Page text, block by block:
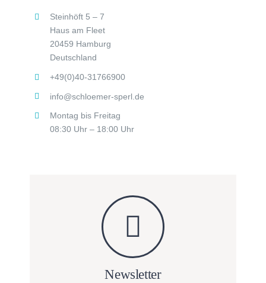
Steinhöft 5 – 7
Haus am Fleet
20459 Hamburg
Deutschland
+49(0)40-31766900
info@schloemer-sperl.de
Montag bis Freitag
08:30 Uhr – 18:00 Uhr
Newsletter